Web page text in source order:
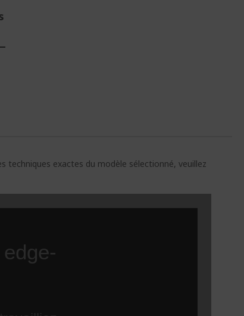
techniques exactes du modèle sélectionné, veuillez